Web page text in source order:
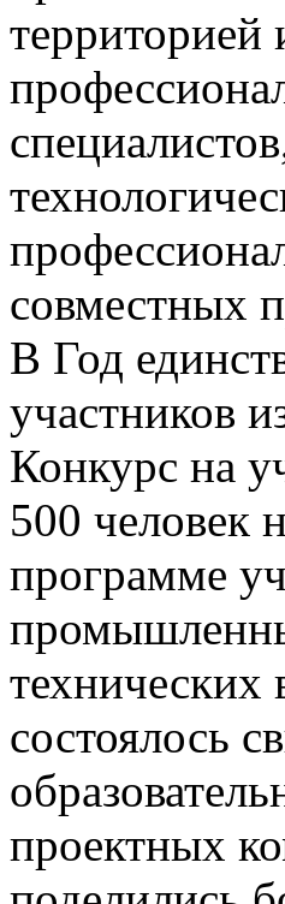
территорией
совместных
В Год
участников
Конкурс на
500 человек
программе
технических
состоялось
проектных